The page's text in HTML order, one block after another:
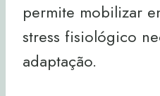
permite mobilizar
stress fisiológico
adaptação.